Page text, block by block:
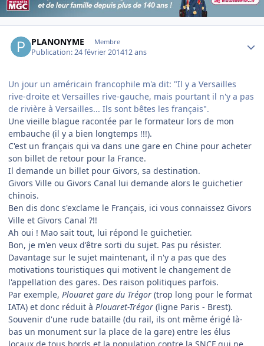
PLANONYME Membre
Publication:24 février 201412 ans
Un jour un américain francophile m'a dit: "Il y a Versailles
rive-droite et Versailles rive-gauche, mais pourtant il n'y a pas
de rivière à Versailles... Ils sont bêtes les français".
Une vieille blague racontée par le formateur lors de mon
embauche (il y a bien longtemps !!!).
C'est un français qui va dans une gare en Chine pour acheter
son billet de retour pour la France.
Il demande un billet pour Givors, sa destination.
Givors Ville ou Givors Canal lui demande alors le guichetier
chinois.
Ben dis donc s'exclame le Français, ici vous connaissez Givors
Ville et Givors Canal ?!!
Ah oui ! Mao sait tout, lui répond le guichetier.
Bon, je m'en veux d'être sorti du sujet. Pas pu résister.
Davantage sur le sujet maintenant, il n'y a pas que des
motivations touristiques qui motivent le changement de
l'appellation des gares. Des raison politiques parfois.
Par exemple, Plouaret gare du Trégor (trop long pour le format
IATA) et donc réduit à Plouaret-Trégor (ligne Paris - Brest).
Souvenir d'une rude bataille (du rail, ils ont même érigé là-
bas un monument sur la place de la gare) entre les élus